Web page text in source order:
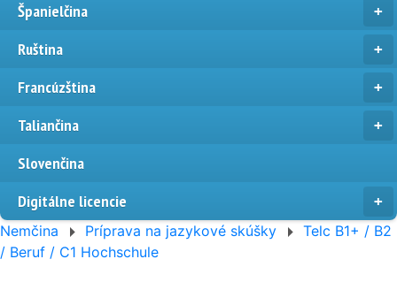
Španielčina
Ruština
Francúzština
Taliančina
Slovenčina
Digitálne licencie
Nemčina Príprava na jazykové skúšky
Telc B1+ / B2
/ Beruf / C1 Hochschule